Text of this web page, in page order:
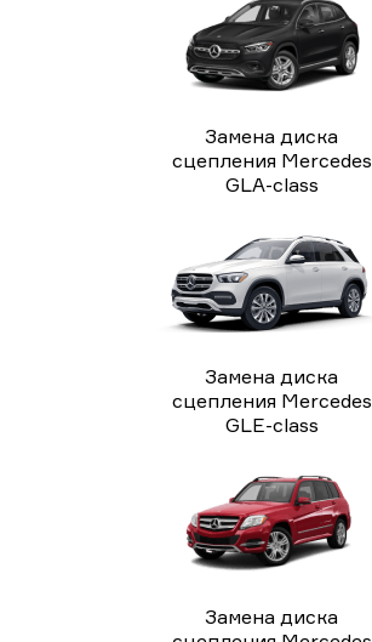
Замена диска
сцепления Mercedes
GLA-class
Замена диска
сцепления Mercedes
GLE-class
Замена диска